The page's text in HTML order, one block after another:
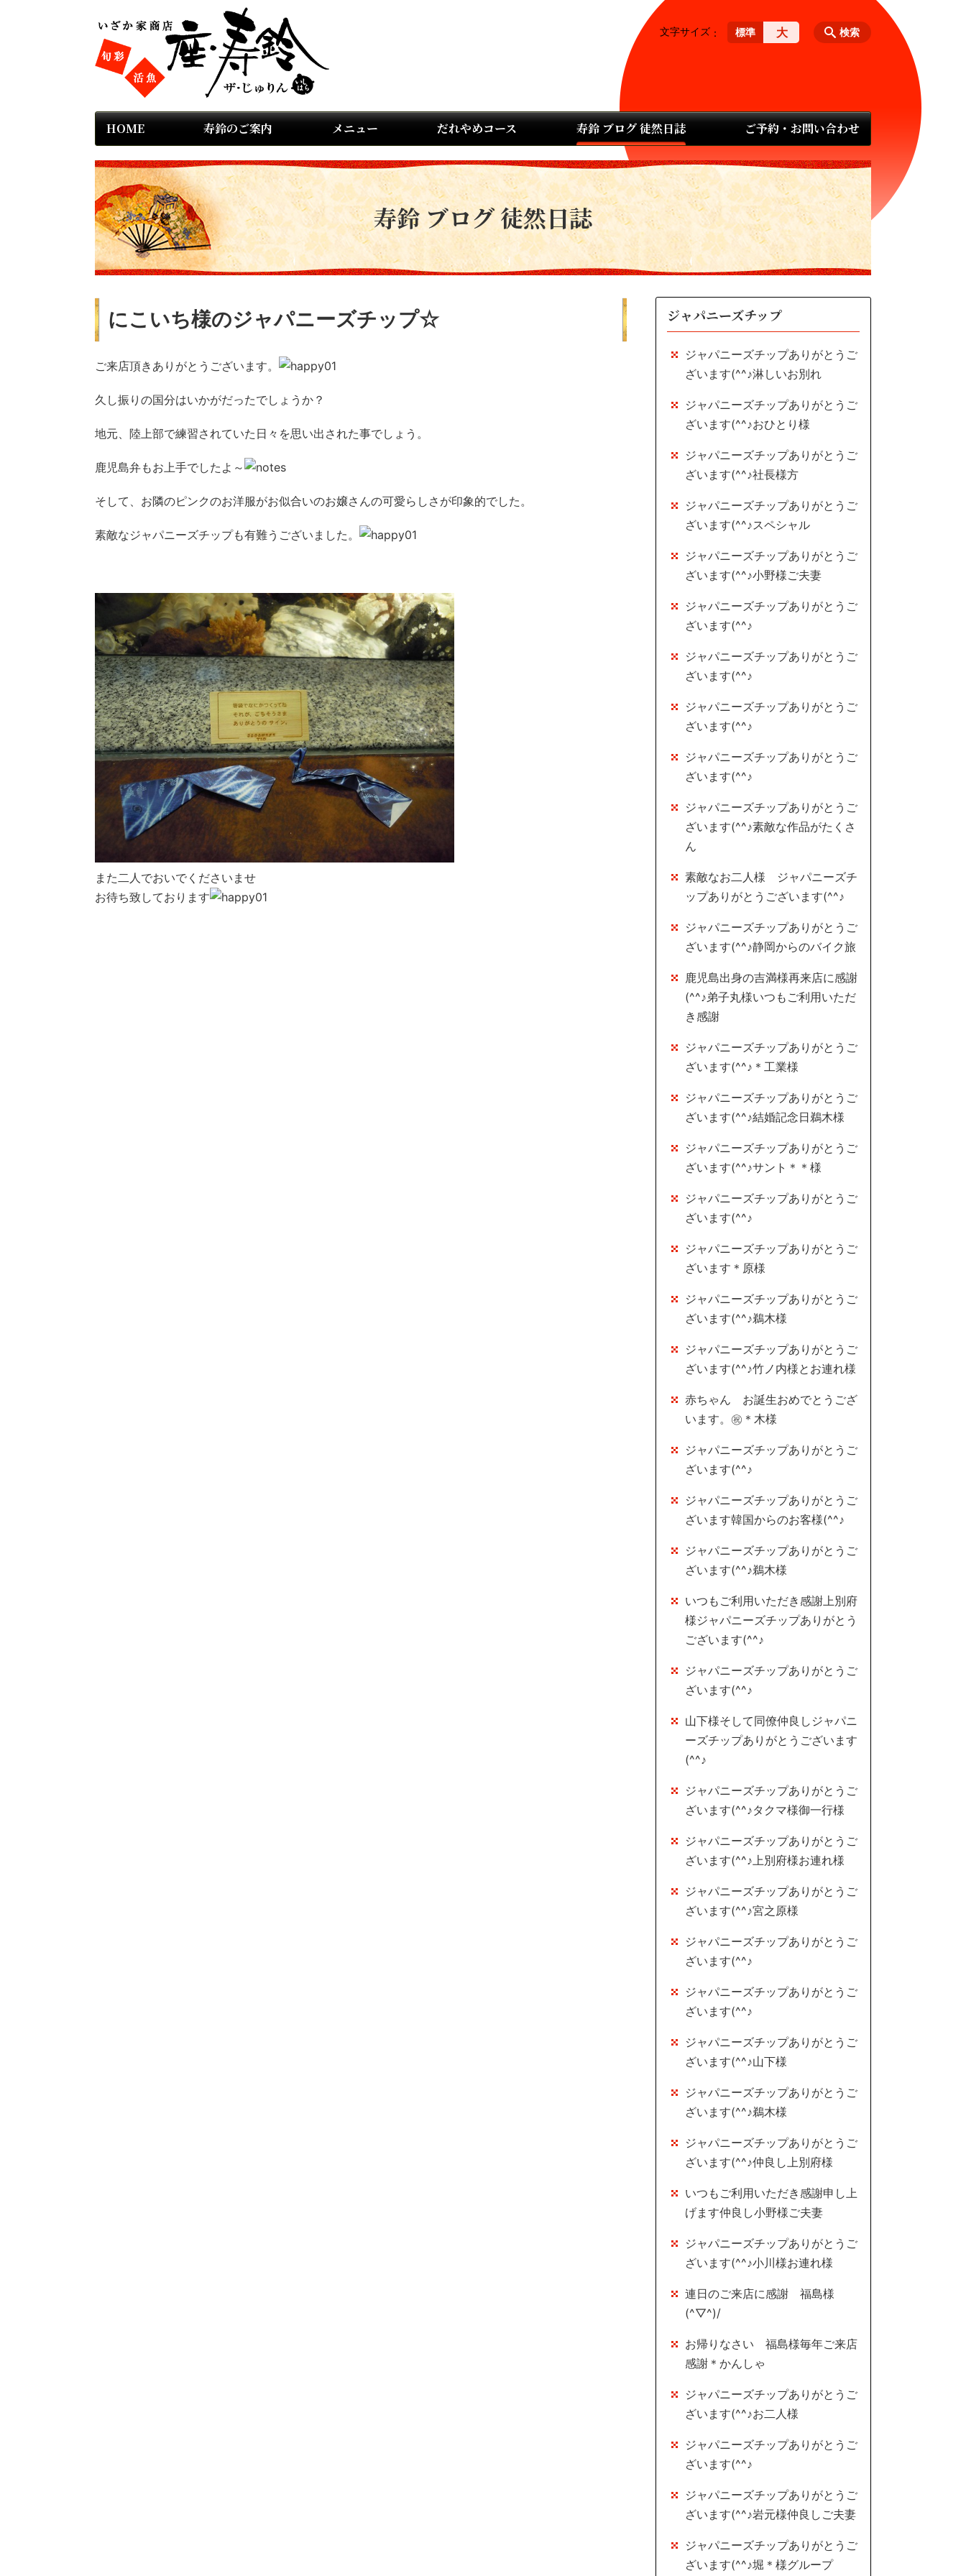
HOME 寿鈴のご案内 メニュー だれやめコース 寿鈴 ブログ 徒然日誌 ご予約・お問い合わせ
検索
文字サイズ 標準 大
寿鈴 ブログ 徒然日誌
にこいち様のジャパニーズチップ☆
ご来店頂きありがとうございます。
久し振りの国分はいかがだったでしょうか？
地元、陸上部で練習されていた日々を思い出された事でしょう。
鹿児島弁もお上手でしたよ～
そして、お隣のピンクのお洋服がお似合いのお嬢さんの可愛らしさが印象的でした。
素敵なジャパニーズチップも有難うございました。
また二人でおいでくださいませ
お待ち致しております
ジャパニーズチップ
ジャパニーズチップありがとうご
ざいます(^^♪淋しいお別れ
ジャパニーズチップありがとうご
ざいます(^^♪おひとり様
ジャパニーズチップありがとうご
ざいます(^^♪社長様方
ジャパニーズチップありがとうご
ざいます(^^♪スペシャル
ジャパニーズチップありがとうご
ざいます(^^♪小野様ご夫妻
ジャパニーズチップありがとうご
ざいます(^^♪
ジャパニーズチップありがとうご
ざいます(^^♪
ジャパニーズチップありがとうご
ざいます(^^♪
ジャパニーズチップありがとうご
ざいます(^^♪
ジャパニーズチップありがとうご
ざいます(^^♪素敵な作品がたくさ
ん
素敵なお二人様 ジャパニーズチ
ップありがとうございます(^^♪
ジャパニーズチップありがとうご
ざいます(^^♪静岡からのバイク旅
鹿児島出身の吉満様再来店に感謝
(^^♪弟子丸様いつもご利用いただ
き感謝
ジャパニーズチップありがとうご
ざいます(^^♪＊工業様
ジャパニーズチップありがとうご
ざいます(^^♪結婚記念日鵜木様
ジャパニーズチップありがとうご
ざいます(^^♪サント＊＊様
ジャパニーズチップありがとうご
ざいます(^^♪
ジャパニーズチップありがとうご
ざいます＊原様
ジャパニーズチップありがとうご
ざいます(^^♪鵜木様
ジャパニーズチップありがとうご
ざいます(^^♪竹ノ内様とお連れ様
赤ちゃん お誕生おめでとうござ
います。㊗＊木様
ジャパニーズチップありがとうご
ざいます(^^♪
ジャパニーズチップありがとうご
ざいます韓国からのお客様(^^♪
ジャパニーズチップありがとうご
ざいます(^^♪鵜木様
いつもご利用いただき感謝上別府
様ジャパニーズチップありがとう
ございます(^^♪
ジャパニーズチップありがとうご
ざいます(^^♪
山下様そして同僚仲良しジャパニ
ーズチップありがとうございます
(^^♪
ジャパニーズチップありがとうご
ざいます(^^♪タクマ様御一行様
ジャパニーズチップありがとうご
ざいます(^^♪上別府様お連れ様
ジャパニーズチップありがとうご
ざいます(^^♪宮之原様
ジャパニーズチップありがとうご
ざいます(^^♪
ジャパニーズチップありがとうご
ざいます(^^♪
ジャパニーズチップありがとうご
ざいます(^^♪山下様
ジャパニーズチップありがとうご
ざいます(^^♪鵜木様
ジャパニーズチップありがとうご
ざいます(^^♪仲良し上別府様
いつもご利用いただき感謝申し上
げます仲良し小野様ご夫妻
ジャパニーズチップありがとうご
ざいます(^^♪小川様お連れ様
連日のご来店に感謝 福島様
(^▽^)/
お帰りなさい 福島様毎年ご来店
感謝＊かんしゃ
ジャパニーズチップありがとうご
ざいます(^^♪お二人様
ジャパニーズチップありがとうご
ざいます(^^♪
ジャパニーズチップありがとうご
ざいます(^^♪岩元様仲良しご夫妻
ジャパニーズチップありがとうご
ざいます(^^♪堀＊様グループ